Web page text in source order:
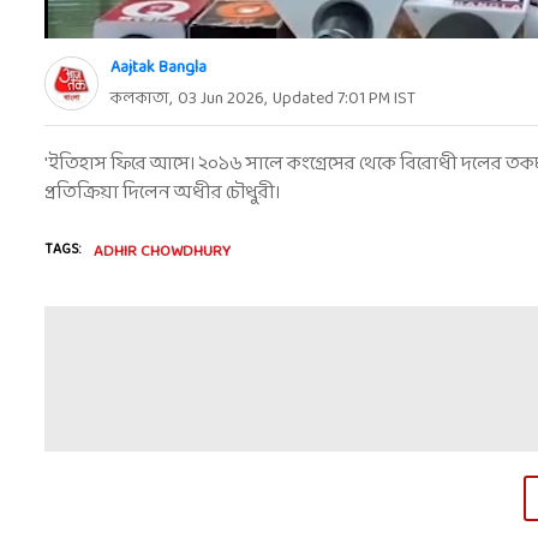
Aajtak Bangla
কলকাতা, 03 Jun 2026, Updated7:01 PMIST
'ইতিহাস ফিরে আসে। ২০১৬ সালে কংগ্রেসের থেকে বিরোধী দলের
প্রতিক্রিয়া দিলেন অধীর চৌধুরী।
TAGS: ADHIR CHOWDHURY